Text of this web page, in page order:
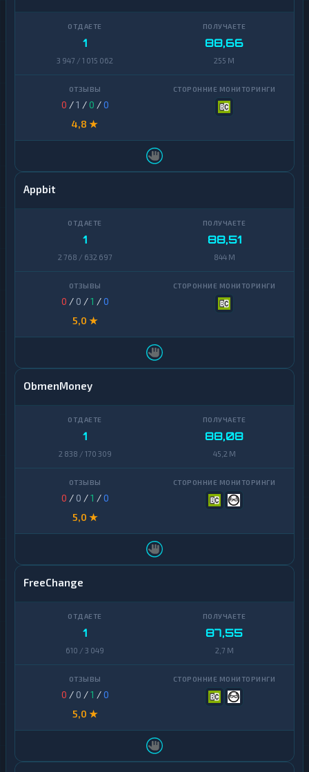
1
3 947 / 1 015 062
88,66
255 M
0 /1 /0 /0
4,8 ★
Appbit
1
2 768 / 632 697
88,51
844 M
0 / 0 /1 /0
5,0 ★
ObmenMoney
1
2 838 / 170 309
88,08
45,2 M
0 / 0 /1 /0
5,0 ★
FreeChange
1
610 / 3 049
87,55
2,7 M
0 / 0 /1 /0
5,0 ★